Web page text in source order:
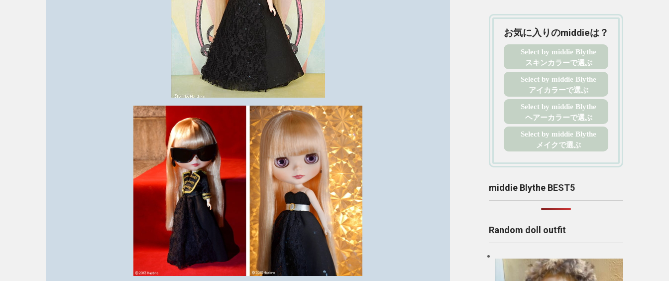
お気に入りのmiddieは？
Select by middie Blythe
スキンカラーで選ぶ
Select by middie Blythe
アイカラーで選ぶ
Select by middie Blythe
ヘアーカラーで選ぶ
Select by middie Blythe
メイクで選ぶ
middie Blythe BEST5
Random doll outfit